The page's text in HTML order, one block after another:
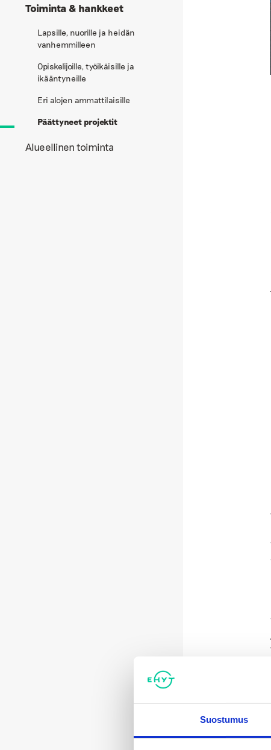
Suostumus
Toiminta & hankkeet
Lapsille, nuorille ja heidän
vanhemmilleen
Opiskelijoille, työikäisille ja
ikääntyneille
Eri alojen ammattilaisille
Päättyneet projektit
Alueellinen toiminta